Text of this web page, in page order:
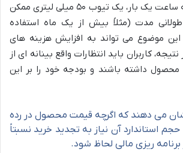
و تجدید هر دو تا سه ساعت یک بار، یک تیوب ۵۰ میلی لیتری ممکن
مدت (مثلاً بیش از یک ماه استفاده
این موضوع می تواند به افزایش هزینه های
کاربران باید انتظارات واقع بینانه ای از
محصول داشته باشند و بودجه خود را بر این
می دهند که اگرچه قیمت محصول در رده
حجم استاندارد آن نیاز به تجدید خرید نسبتاً
برنامه ریزی مالی لحاظ شود.